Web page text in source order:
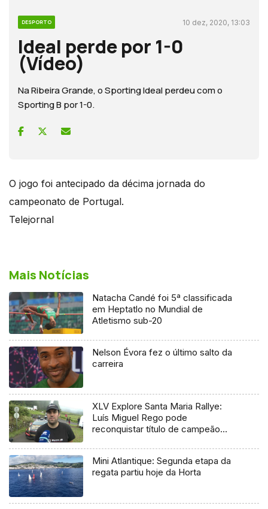
DESPORTO 10 dez, 2020, 13:03
Ideal perde por 1-0
(Vídeo)
Na Ribeira Grande, o Sporting Ideal perdeu com o
Sporting B por 1-0.
O jogo foi antecipado da décima jornada do
campeonato de Portugal.
Telejornal
Mais Notícias
Natacha Candé foi 5ª classificada
em Heptatlo no Mundial de
Atletismo sub-20
Nelson Évora fez o último salto da
carreira
XLV Explore Santa Maria Rallye:
Luís Miguel Rego pode
reconquistar título de campeão
Mini Atlantique: Segunda etapa da
regata partiu hoje da Horta